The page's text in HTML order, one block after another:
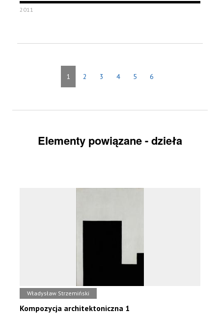
2011
1 2 3 4 5 6
Elementy powiązane - dzieła
Władysław Strzemiński
Kompozycja architektoniczna 1